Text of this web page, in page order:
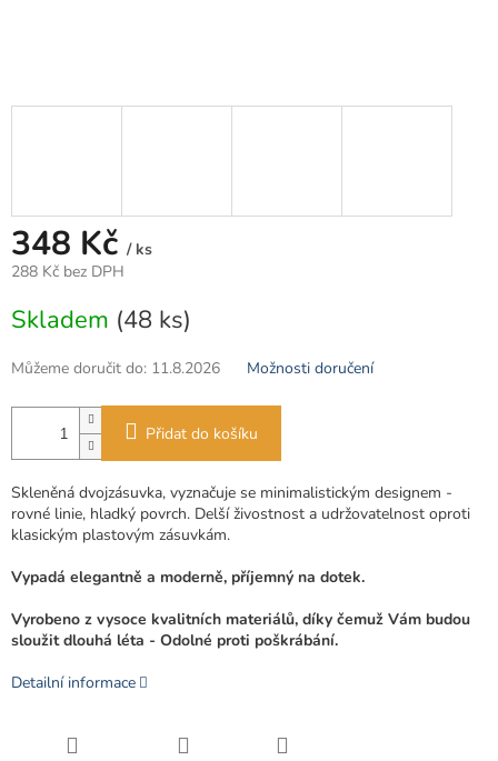
348 Kč / ks
288 Kč bez DPH
cena:
Skladem (48 ks)
Můžeme doručit do: 11.8.2026 Možnosti doručení
Přidat do košíku
Skleněná dvojzásuvka, vyznačuje se minimalistickým designem -
rovné linie, hladký povrch. Delší živostnost a udržovatelnost oproti
klasickým plastovým zásuvkám.
Vypadá elegantně a moderně, příjemný na dotek.
Vyrobeno z vysoce kvalitních materiálů, díky čemuž Vám budou
sloužit dlouhá léta - Odolné proti poškrábání.
Detailní informace